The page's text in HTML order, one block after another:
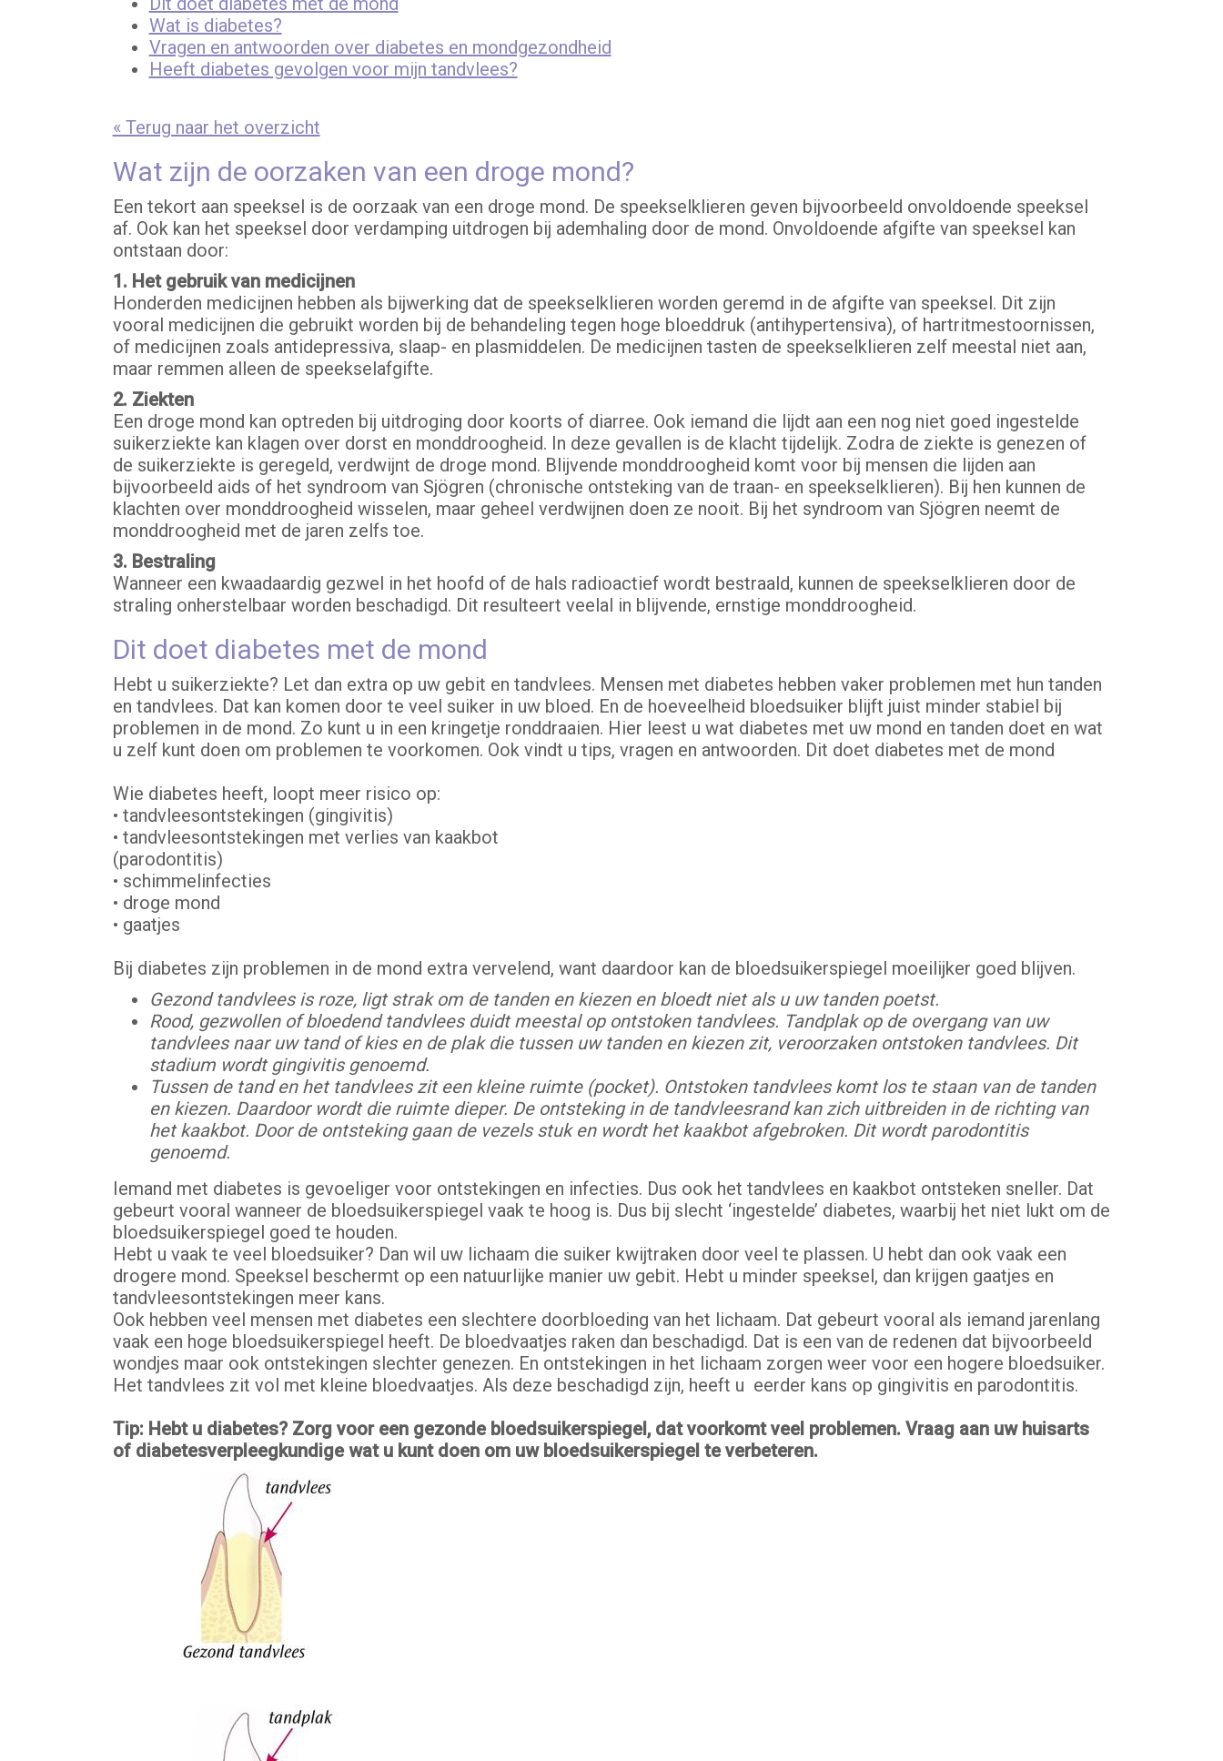
Wat is diabetes?
Vragen en antwoorden over diabetes en mondgezondheid
Heeft diabetes gevolgen voor mijn tandvlees?
« Terug naar het overzicht
Wat zijn de oorzaken van een droge mond?
Een tekort aan speeksel is de oorzaak van een droge mond. De speekselklieren geven bijvoorbeeld onvoldoende speeksel
af. Ook kan het speeksel door verdamping uitdrogen bij ademhaling door de mond. Onvoldoende afgifte van speeksel kan
ontstaan door:
1. Het gebruik van medicijnen
Honderden medicijnen hebben als bijwerking dat de speekselklieren worden geremd in de afgifte van speeksel. Dit zijn
vooral medicijnen die gebruikt worden bij de behandeling tegen hoge bloeddruk (antihypertensiva), of hartritmestoornissen,
of medicijnen zoals antidepressiva, slaap- en plasmiddelen. De medicijnen tasten de speekselklieren zelf meestal niet aan,
maar remmen alleen de speekselafgifte.
2. Ziekten
Een droge mond kan optreden bij uitdroging door koorts of diarree. Ook iemand die lijdt aan een nog niet goed ingestelde
suikerziekte kan klagen over dorst en monddroogheid. In deze gevallen is de klacht tijdelijk. Zodra de ziekte is genezen of
de suikerziekte is geregeld, verdwijnt de droge mond. Blijvende monddroogheid komt voor bij mensen die lijden aan
bijvoorbeeld aids of het syndroom van Sjögren (chronische ontsteking van de traan- en speekselklieren). Bij hen kunnen de
klachten over monddroogheid wisselen, maar geheel verdwijnen doen ze nooit. Bij het syndroom van Sjögren neemt de
monddroogheid met de jaren zelfs toe.
3. Bestraling
Wanneer een kwaadaardig gezwel in het hoofd of de hals radioactief wordt bestraald, kunnen de speekselklieren door de
straling onherstelbaar worden beschadigd. Dit resulteert veelal in blijvende, ernstige monddroogheid.
Dit doet diabetes met de mond
Hebt u suikerziekte? Let dan extra op uw gebit en tandvlees. Mensen met diabetes hebben vaker problemen met hun tanden
en tandvlees. Dat kan komen door te veel suiker in uw bloed. En de hoeveelheid bloedsuiker blijft juist minder stabiel bij
problemen in de mond. Zo kunt u in een kringetje ronddraaien. Hier leest u wat diabetes met uw mond en tanden doet en wat
u zelf kunt doen om problemen te voorkomen. Ook vindt u tips, vragen en antwoorden. Dit doet diabetes met de mond
Wie diabetes heeft, loopt meer risico op:
• tandvleesontstekingen (gingivitis)
• tandvleesontstekingen met verlies van kaakbot
(parodontitis)
• schimmelinfecties
• droge mond
• gaatjes
Bij diabetes zijn problemen in de mond extra vervelend, want daardoor kan de bloedsuikerspiegel moeilijker goed blijven.
Gezond tandvlees is roze, ligt strak om de tanden en kiezen en bloedt niet als u uw tanden poetst.
Rood, gezwollen of bloedend tandvlees duidt meestal op ontstoken tandvlees. Tandplak op de overgang van uw
tandvlees naar uw tand of kies en de plak die tussen uw tanden en kiezen zit, veroorzaken ontstoken tandvlees. Dit
stadium wordt gingivitis genoemd.
Tussen de tand en het tandvlees zit een kleine ruimte (pocket). Ontstoken tandvlees komt los te staan van de tanden
en kiezen. Daardoor wordt die ruimte dieper. De ontsteking in de tandvleesrand kan zich uitbreiden in de richting van
het kaakbot. Door de ontsteking gaan de vezels stuk en wordt het kaakbot afgebroken. Dit wordt parodontitis
genoemd.
Iemand met diabetes is gevoeliger voor ontstekingen en infecties. Dus ook het tandvlees en kaakbot ontsteken sneller. Dat
gebeurt vooral wanneer de bloedsuikerspiegel vaak te hoog is. Dus bij slecht ‘ingestelde’ diabetes, waarbij het niet lukt om de
bloedsuikerspiegel goed te houden.
Hebt u vaak te veel bloedsuiker? Dan wil uw lichaam die suiker kwijtraken door veel te plassen. U hebt dan ook vaak een
drogere mond. Speeksel beschermt op een natuurlijke manier uw gebit. Hebt u minder speeksel, dan krijgen gaatjes en
tandvleesontstekingen meer kans.
Ook hebben veel mensen met diabetes een slechtere doorbloeding van het lichaam. Dat gebeurt vooral als iemand jarenlang
vaak een hoge bloedsuikerspiegel heeft. De bloedvaatjes raken dan beschadigd. Dat is een van de redenen dat bijvoorbeeld
wondjes maar ook ontstekingen slechter genezen. En ontstekingen in het lichaam zorgen weer voor een hogere bloedsuiker.
Het tandvlees zit vol met kleine bloedvaatjes. Als deze beschadigd zijn, heeft u eerder kans op gingivitis en parodontitis.
Tip: Hebt u diabetes? Zorg voor een gezonde bloedsuikerspiegel, dat voorkomt veel problemen. Vraag aan uw huisarts
of diabetesverpleegkundige wat u kunt doen om uw bloedsuikerspiegel te verbeteren.